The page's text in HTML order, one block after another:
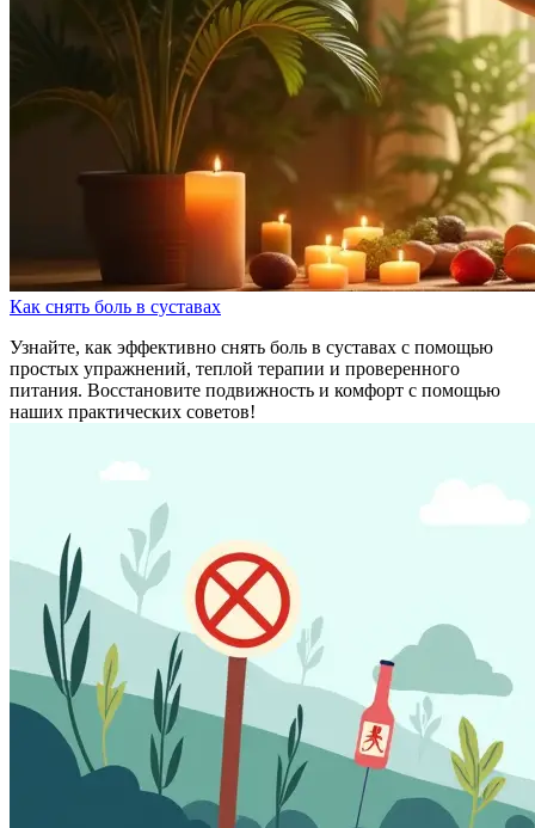
Как снять боль в суставах
Узнайте, как эффективно снять боль в суставах с помощью
простых упражнений, теплой терапии и проверенного
питания. Восстановите подвижность и комфорт с помощью
наших практических советов!